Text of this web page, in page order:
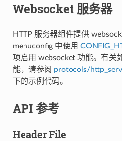
Websocket 服务器
HTTP 服务器组件提供
menuconfig 中使用
项启用 websocket 功能。有关
能，请参阅 protocols/
下的示例代码。
API 参考
Header File